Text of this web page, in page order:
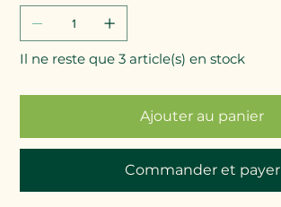
Il ne reste que 3 article(s) en stock
Ajouter au panier
Commander et payer